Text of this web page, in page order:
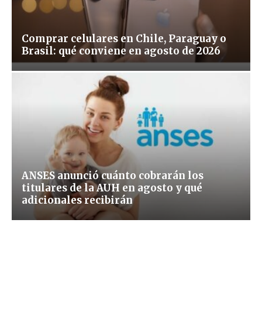
Comprar celulares en Chile, Paraguay o
Brasil: qué conviene en agosto de 2026
ANSES anunció cuánto cobrarán los
titulares de la AUH en agosto y qué
adicionales recibirán